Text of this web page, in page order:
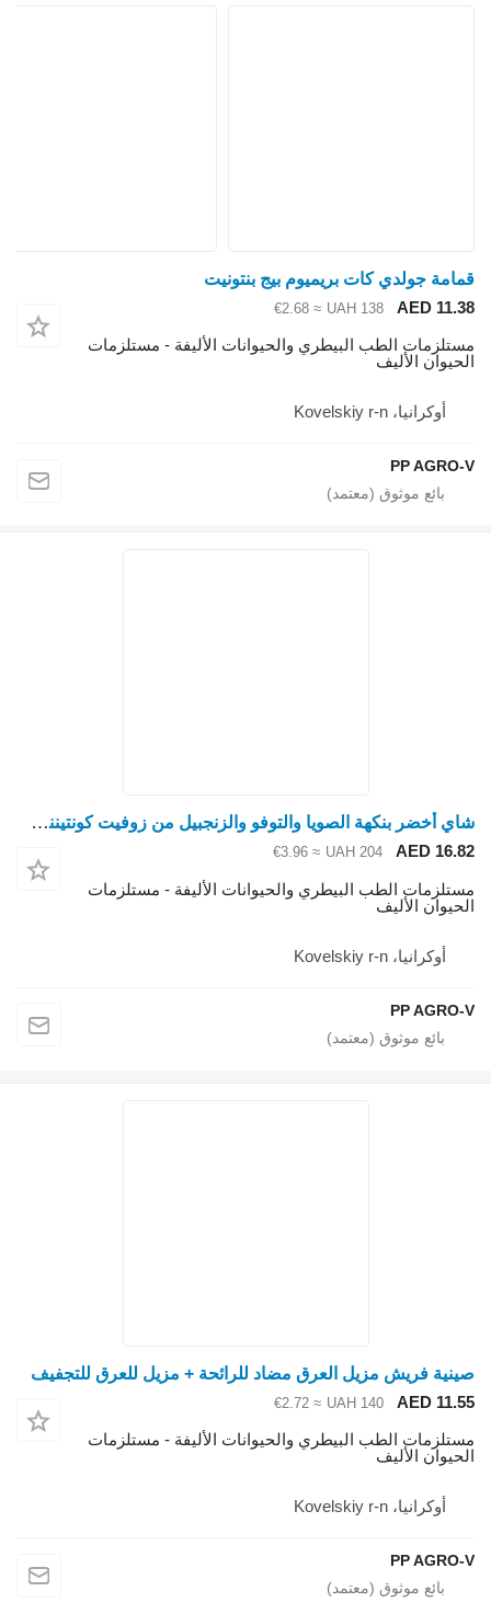
جولدي كات بريميوم بيج بنتونيت
AED
UAH 138
≈ €2.68
الطب البيطري والحيوانات الأليفة - مستلزمات
الأليف
أوكرانيا، Kovelskiy r-n
PP
شاي أخضر بنكهة الصويا والتوفو والزنجبيل من زوفيت كونتيننت، 6 لتر
AED
UAH 204
≈ €3.96
الطب البيطري والحيوانات الأليفة - مستلزمات
الأليف
أوكرانيا، Kovelskiy r-n
PP
فريش مزيل العرق مضاد للرائحة + مزيل للعرق للتجفيف
AED
UAH 140
≈ €2.72
الطب البيطري والحيوانات الأليفة - مستلزمات
الأليف
أوكرانيا، Kovelskiy r-n
PP